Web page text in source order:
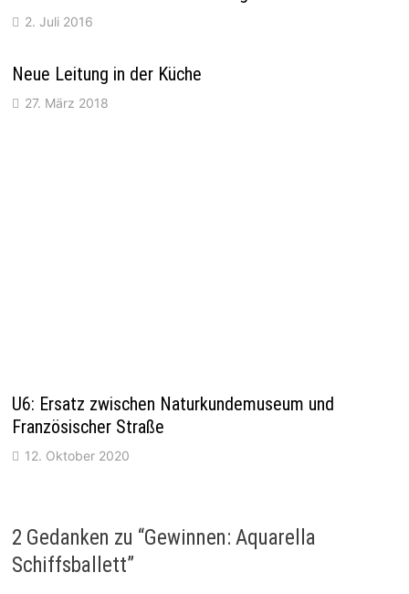
2. Juli 2016
Neue Leitung in der Küche
27. März 2018
U6: Ersatz zwischen Naturkundemuseum und
Französischer Straße
12. Oktober 2020
2 Gedanken zu “Gewinnen: Aquarella
Schiffsballett”